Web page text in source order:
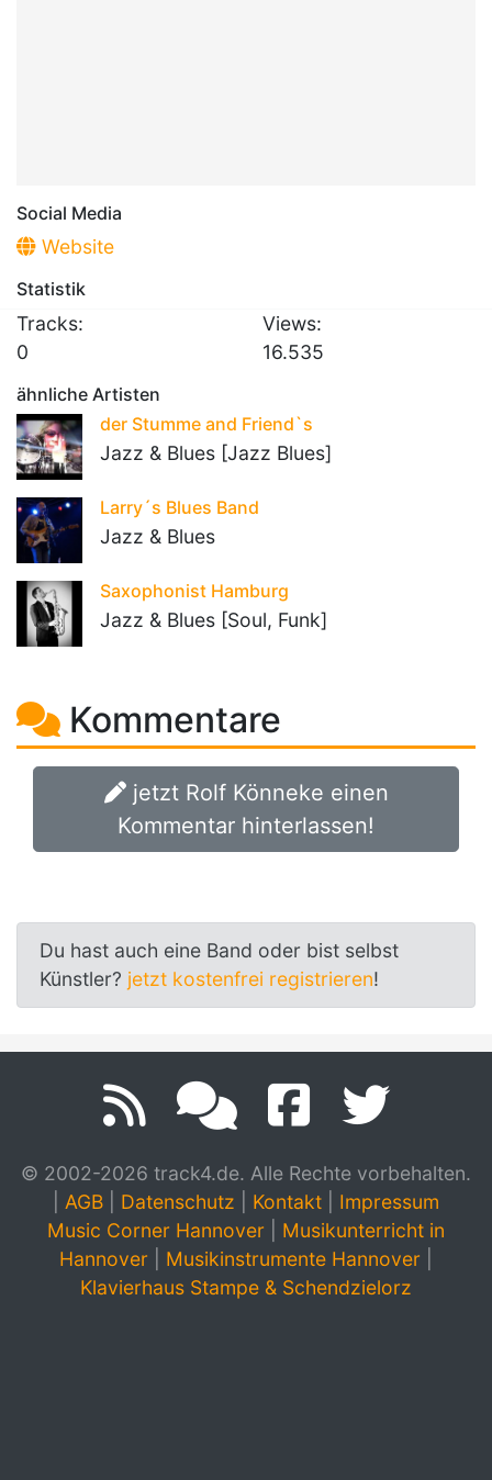
Social Media
Website
Statistik
Tracks:
0
Views:
16.535
ähnliche Artisten
der Stumme and Friend`s
Jazz & Blues [Jazz Blues]
Larry´s Blues Band
Jazz & Blues
Saxophonist Hamburg
Jazz & Blues [Soul, Funk]
Kommentare
jetzt Rolf Könneke einen
Kommentar hinterlassen!
Du hast auch eine Band oder bist selbst
Künstler? jetzt kostenfrei registrieren!
© 2002-2026 track4.de. Alle Rechte vorbehalten.
AGB Datenschutz Kontakt
Impressum
Music Corner Hannover
Musikunterricht in
Hannover
Musikinstrumente Hannover
Klavierhaus Stampe & Schendzielorz